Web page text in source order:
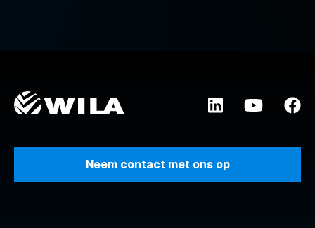
Neem contact met ons op